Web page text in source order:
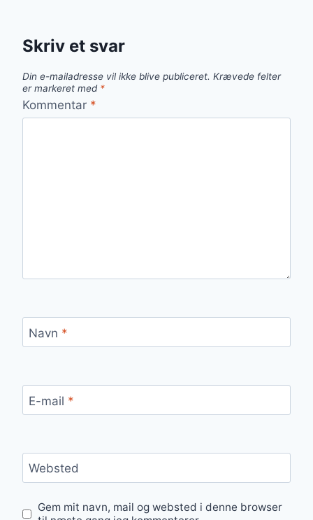
Skriv et svar
Din e-mailadresse vil ikke blive publiceret. Krævede felter
er markeret med *
Kommentar *
Navn *
E-mail *
Websted
Gem mit navn, mail og websted i denne browser